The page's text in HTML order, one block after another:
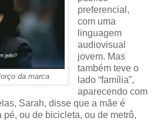
da marca
preferencial,
com uma
linguagem
audiovisual
jovem. Mas
também teve o
lado “família”,
aparecendo com
Sarah, disse que a mãe é
pé, ou de bicicleta, ou de metrô,